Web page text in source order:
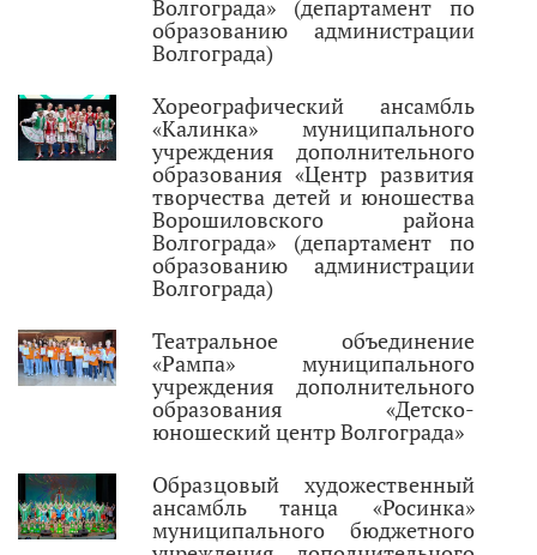
Волгограда» (департамент по
образованию администрации
Волгограда)
Хореографический ансамбль
«Калинка» муниципального
учреждения дополнительного
образования «Центр развития
творчества детей и юношества
Ворошиловского района
Волгограда» (департамент по
образованию администрации
Волгограда)
Театральное объединение
«Рампа» муниципального
учреждения дополнительного
образования «Детско-
юношеский центр Волгограда»
Образцовый художественный
ансамбль танца «Росинка»
муниципального бюджетного